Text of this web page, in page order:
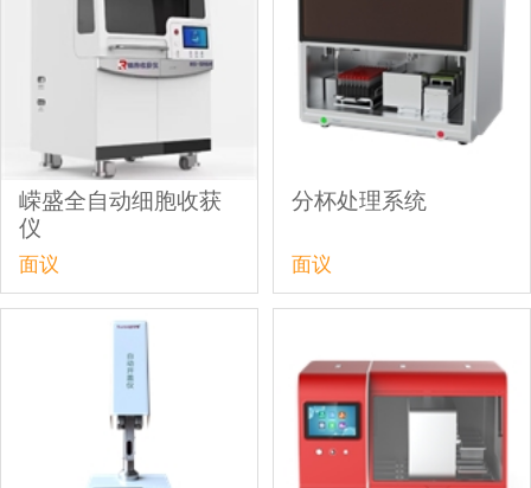
嵘盛全自动细胞收获
仪
面议
分杯处理系统
面议